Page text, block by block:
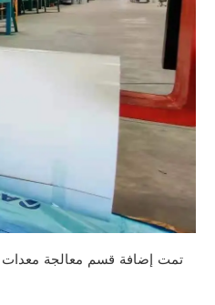
تمت إضافة قسم معالجة معدات